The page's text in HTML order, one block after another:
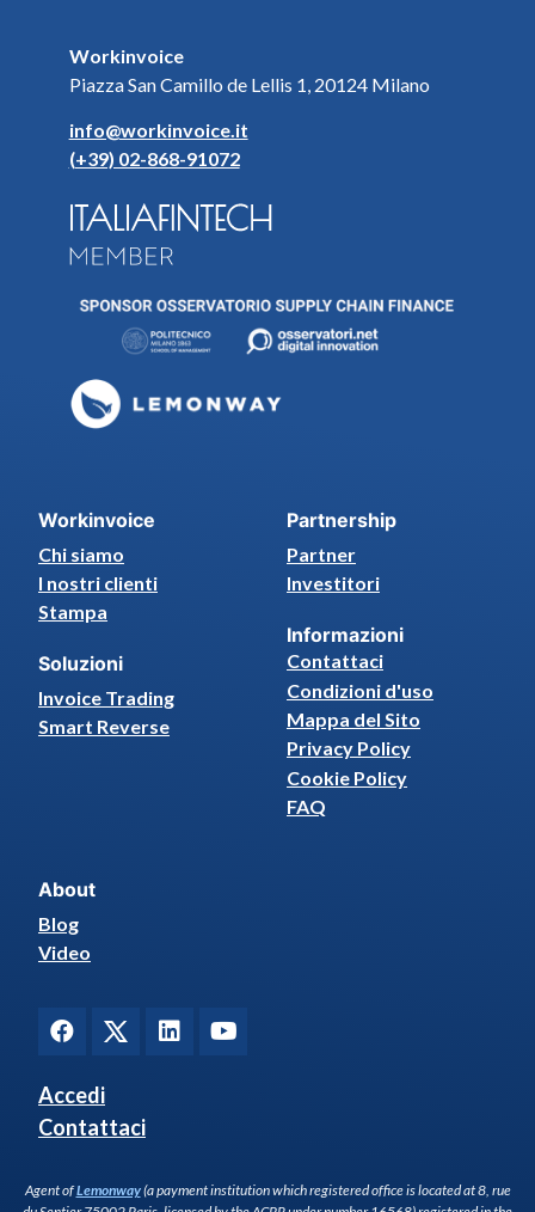
Workinvoice
Piazza San Camillo de Lellis 1, 20124 Milano
info@workinvoice.it
(+39) 02-868-91072
Workinvoice
Chi siamo
I nostri clienti
Stampa
Soluzioni
Invoice Trading
Smart Reverse
Partnership
Partner
Investitori
Informazioni
Contattaci
Condizioni d'uso
Mappa del Sito
Privacy Policy
Cookie Policy
FAQ
About
Blog
Video
Accedi
Contattaci
Agent ofLemonway(a payment institution which registered office is located at 8, rue